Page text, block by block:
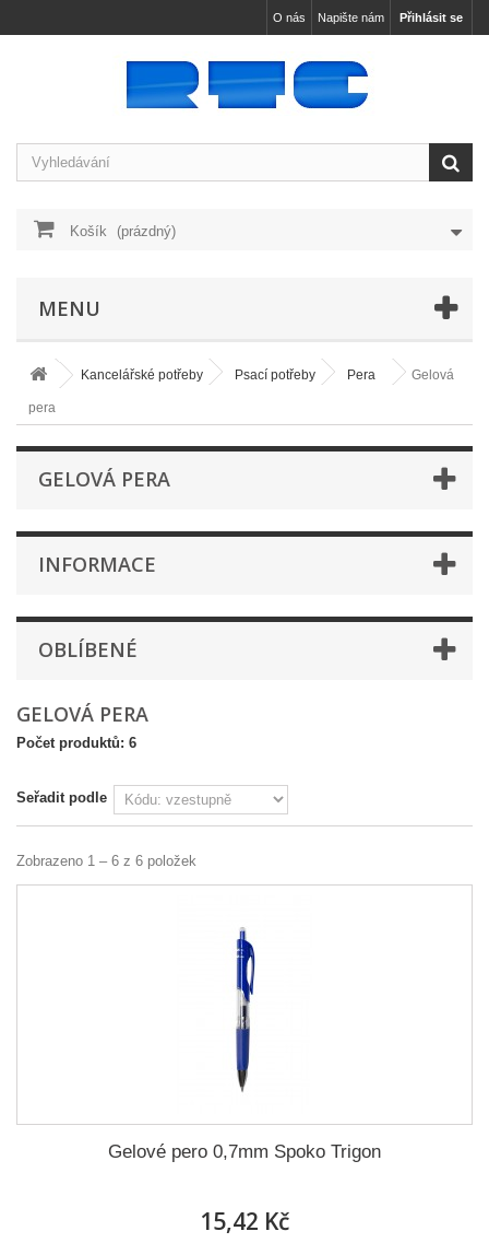
Přihlásit se
Napište nám
O nás
Košík (prázdný)
MENU
Kancelářské potřeby Psací potřeby Pera Gelová
pera
GELOVÁ PERA
INFORMACE
OBLÍBENÉ
GELOVÁ PERA
Počet produktů: 6
Seřadit podle
Zobrazeno 1 – 6 z 6 položek
Gelové pero 0,7mm Spoko Trigon
15,42 Kč